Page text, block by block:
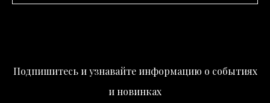
Подпишитесь и узнавайте информацию о событиях
и новинках